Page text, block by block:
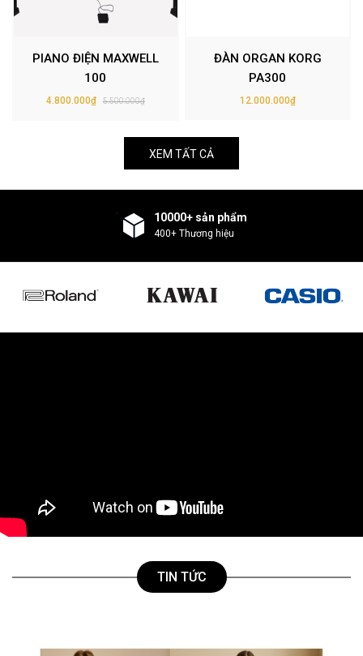
PIANO ĐIỆN MAXWELL
100
4.800.000₫ 5.500.000₫
ĐÀN ORGAN KORG
PA300
12.000.000₫
XEM TẤT CẢ
10000+ sản phẩm
400+ Thương hiệu
TIN TỨC